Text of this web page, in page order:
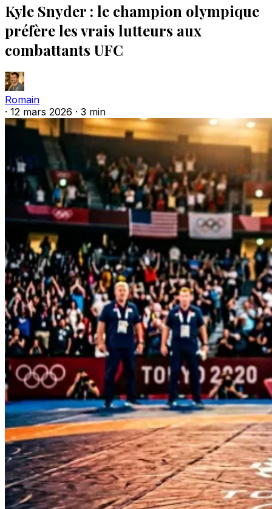
Kyle Snyder : le champion olympique
préfère les vrais lutteurs aux
combattants UFC
Romain
· 12 mars 2026 · 3 min